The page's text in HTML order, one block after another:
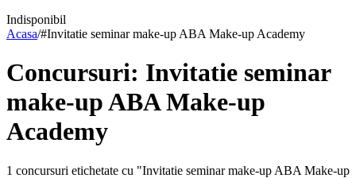
Indisponibil
Acasa/#Invitatie seminar make-up ABA Make-up Academy
Concursuri: Invitatie seminar
make-up ABA Make-up
Academy
1 concursuri etichetate cu "Invitatie seminar make-up ABA Make-up